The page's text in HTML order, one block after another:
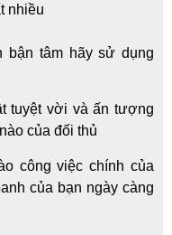
nhiều
bận tâm hãy sử dụng
tuyệt vời và ấn tượng
của đối thủ
công việc chính của
của bạn ngày càng